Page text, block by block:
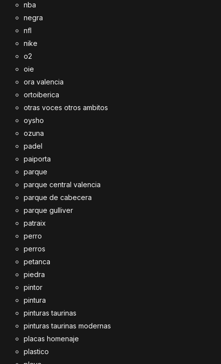
nba
negra
nfl
nike
o2
oie
ora valencia
ortoiberica
otras voces otros ambitos
oysho
ozuna
padel
paiporta
parque
parque central valencia
parque de cabecera
parque gulliver
patraix
perro
perros
petanca
piedra
pintor
pintura
pinturas taurinas
pinturas taurinas modernas
placas homenaje
plastico